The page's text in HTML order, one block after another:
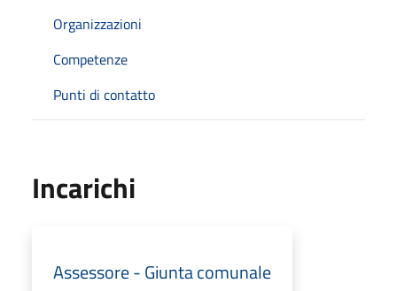
Organizzazioni
Competenze
Punti di contatto
Incarichi
Assessore - Giunta comunale